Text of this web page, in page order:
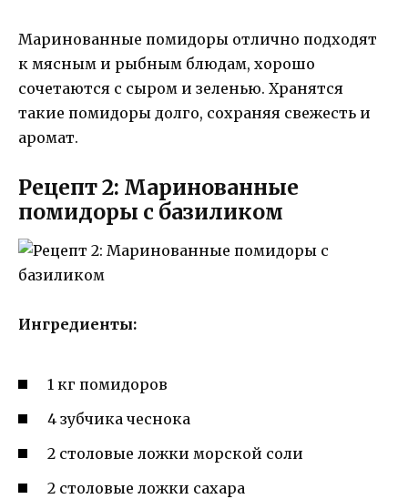
Маринованные помидоры отлично подходят
к мясным и рыбным блюдам, хорошо
сочетаются с сыром и зеленью. Хранятся
такие помидоры долго, сохраняя свежесть и
аромат.
Рецепт 2: Маринованные
помидоры с базиликом
Ингредиенты:
1 кг помидоров
4 зубчика чеснока
2 столовые ложки морской соли
2 столовые ложки сахара